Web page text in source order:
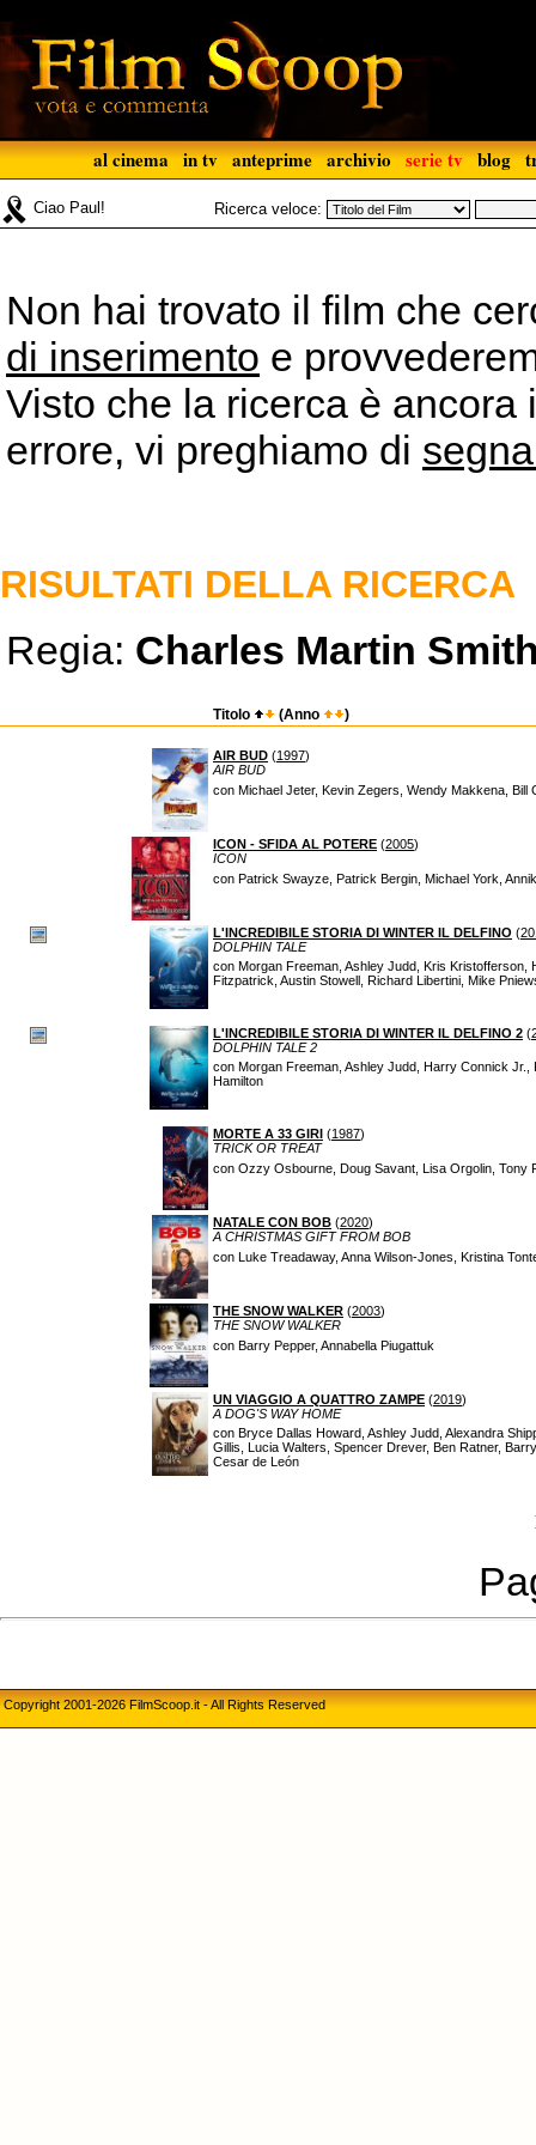
al cinema in tv anteprime archivio serie tv blog
Ciao Paul! Ricerca veloce:
Non hai trovato il film che
di inserimento e
Visto che la ricerca è
errore, vi preghiamo di
RISULTATI DELLA RICERCA
Regia: Charles Martin
Titolo (Anno )
AIR BUD (1997)
AIR BUD
con Michael Jeter, Kevin Zegers, Wendy Makkena, Bill
ICON - SFIDA AL POTERE (2005)
ICON
con Patrick Swayze, Patrick Bergin, Michael York,
L'INCREDIBILE STORIA DI WINTER IL DELFINO (
DOLPHIN TALE
con Morgan Freeman, Ashley Judd, Kris
Fitzpatrick, Austin Stowell, Richard Libertini, Mike
L'INCREDIBILE STORIA DI WINTER IL DELFINO 2 (
DOLPHIN TALE 2
con Morgan Freeman, Ashley Judd, Harry Connick
Hamilton
MORTE A 33 GIRI (1987)
TRICK OR TREAT
con Ozzy Osbourne, Doug Savant, Lisa Orgolin, Tony
NATALE CON BOB (2020)
A CHRISTMAS GIFT FROM BOB
con Luke Treadaway, Anna Wilson-Jones, Kristina
THE SNOW WALKER (2003)
THE SNOW WALKER
con Barry Pepper, Annabella Piugattuk
UN VIAGGIO A QUATTRO ZAMPE (2019)
A DOG'S WAY HOME
con Bryce Dallas Howard, Ashley Judd, Alexandra
Gillis, Lucia Walters, Spencer Drever, Ben Ratner,
Cesar de León
Copyright 2001-2026 FilmScoop.it - All Rights Reserved